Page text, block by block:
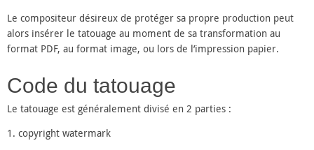
Le compositeur désireux de protéger sa propre production peut
alors insérer le tatouage au moment de sa transformation au
format PDF, au format image, ou lors de l’impression papier.
Code du tatouage
Le tatouage est généralement divisé en 2 parties :
1. copyright watermark